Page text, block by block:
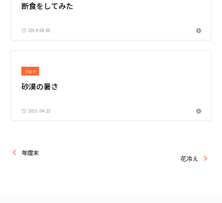
断食をしてみた
2014.08.05
ブログ
砂漠の暑さ
2015.04.23
年度末
花冷え